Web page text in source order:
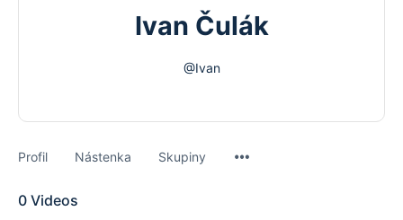
Ivan Čulák
@Ivan
Profil Nástenka Skupiny
0 Videos